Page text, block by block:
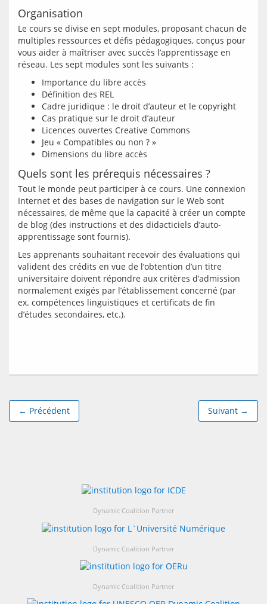
Organisation
Le cours se divise en sept modules, proposant chacun de
multiples ressources et défis pédagogiques, conçus pour
vous aider à maîtriser avec succès l’apprentissage en
Importance du libre accès
Définition des REL
Cadre juridique : le droit d’auteur et le copyright
Cas pratique sur le droit d’auteur
Licences ouvertes Creative Commons
Jeu « Compatibles ou non ? »
Dimensions du libre accès
Quels sont les prérequis nécessaires ?
Tout le monde peut participer à ce cours. Une connexion
Internet et des bases de navigation sur le Web sont
nécessaires, de même que la capacité à créer un compte
de blog (des instructions et des didacticiels d’auto-
Les apprenants souhaitant recevoir des évaluations qui
valident des crédits en vue de l’obtention d’un titre
universitaire doivent répondre aux critères d’admission
normalement exigés par l’établissement concerné (par
ex. compétences linguistiques et certificats de fin
← Précédent Suivant →
Dynamic Coalition Partner
Dynamic Coalition Partner
Dynamic Coalition Partner